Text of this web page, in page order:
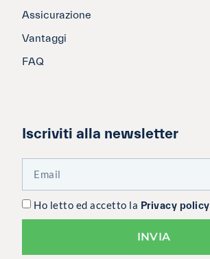
Assicurazione
Vantaggi
FAQ
Iscriviti alla newsletter
Ho letto ed accetto la Privacy policy
INVIA